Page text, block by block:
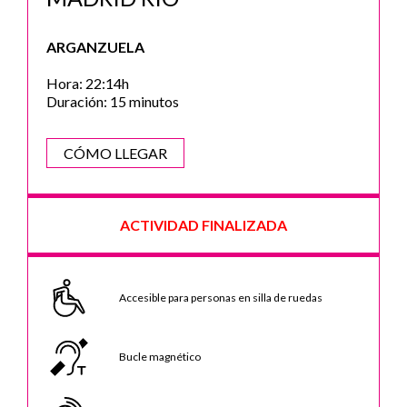
ARGANZUELA
Hora: 22:14h
Duración: 15 minutos
CÓMO LLEGAR
ACTIVIDAD FINALIZADA
Accesible para personas en silla de ruedas
Bucle magnético